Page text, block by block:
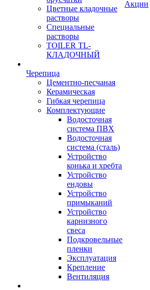
Цветные кладочные
растворы
Специальные
растворы
TOILER TL-
КЛАДОЧНЫЙ
Черепица
Цементно-песчаная
Керамическая
Гибкая черепица
Комплектующие
Водосточная
система ПВХ
Водосточная
система (сталь)
Устройство
конька и хребта
Устройство
ендовы
Устройство
примыканий
Устройство
карнизного
свеса
Подкровельные
пленки
Эксплуатация
Крепление
Вентиляция
Акции